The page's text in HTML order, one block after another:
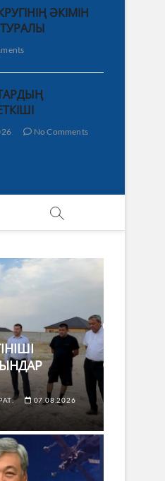
ӘКІМІН
No Comments
07.08.2026